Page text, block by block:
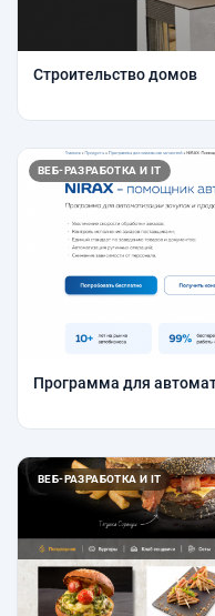
Строительство домов
ВЕБ-РАЗРАБОТКА И IT
Программа для
ВЕБ-РАЗРАБОТКА И IT